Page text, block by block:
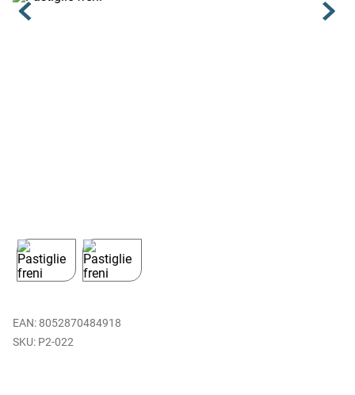
EAN: 8052870484918
P2-022